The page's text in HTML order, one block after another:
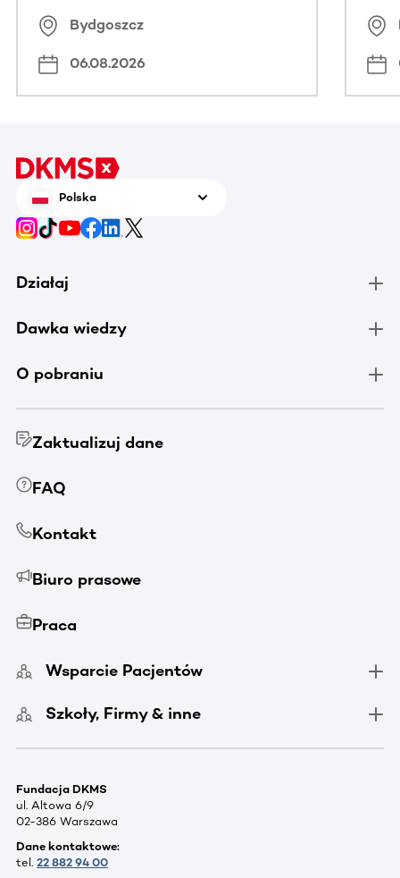
Bydgoszcz
06.08.2026
Polska
Działaj
Dawka wiedzy
O pobraniu
Zaktualizuj dane
FAQ
Kontakt
Biuro prasowe
Praca
Wsparcie Pacjentów
Szkoły, Firmy & inne
Fundacja DKMS
ul. Altowa 6/9
02-386 Warszawa
Dane kontaktowe:
tel. 22 882 94 00